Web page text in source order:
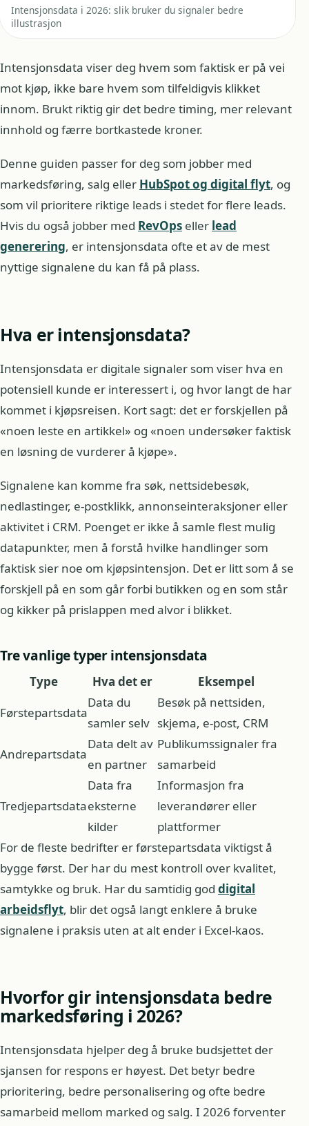
Intensjonsdata i 2026: slik bruker du signaler bedre
illustrasjon
Intensjonsdata viser deg hvem som faktisk er på vei
mot kjøp, ikke bare hvem som tilfeldigvis klikket
innom. Brukt riktig gir det bedre timing, mer relevant
innhold og færre bortkastede kroner.
Denne guiden passer for deg som jobber med
markedsføring, salg eller HubSpot og digital flyt, og
som vil prioritere riktige leads i stedet for flere leads.
Hvis du også jobber med RevOps eller lead
generering, er intensjonsdata ofte et av de mest
nyttige signalene du kan få på plass.
Hva er intensjonsdata?
Intensjonsdata er digitale signaler som viser hva en
potensiell kunde er interessert i, og hvor langt de har
kommet i kjøpsreisen. Kort sagt: det er forskjellen på
«noen leste en artikkel» og «noen undersøker faktisk
en løsning de vurderer å kjøpe».
Signalene kan komme fra søk, nettsidebesøk,
nedlastinger, e-postklikk, annonseinteraksjoner eller
aktivitet i CRM. Poenget er ikke å samle flest mulig
datapunkter, men å forstå hvilke handlinger som
faktisk sier noe om kjøpsintensjon. Det er litt som å se
forskjell på en som går forbi butikken og en som står
og kikker på prislappen med alvor i blikket.
Tre vanlige typer intensjonsdata
Type Hva det er
Eksempel
Førstepartsdata
Data du
samler selv
Besøk på nettsiden,
skjema, e-post, CRM
Andrepartsdata
Data delt av
en partner
Publikumssignaler fra
samarbeid
Tredjepartsdata
Data fra
eksterne
kilder
Informasjon fra
leverandører eller
plattformer
For de fleste bedrifter er førstepartsdata viktigst å
bygge først. Der har du mest kontroll over kvalitet,
samtykke og bruk. Har du samtidig god digital
arbeidsflyt, blir det også langt enklere å bruke
signalene i praksis uten at alt ender i Excel-kaos.
Hvorfor gir intensjonsdata bedre
markedsføring i 2026?
Intensjonsdata hjelper deg å bruke budsjettet der
sjansen for respons er høyest. Det betyr bedre
prioritering, bedre personalisering og ofte bedre
samarbeid mellom marked og salg. I 2026 forventer